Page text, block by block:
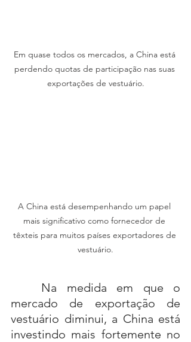
Em quase todos os mercados, a China está
perdendo quotas de participação nas suas
exportações de vestuário.
A China está desempenhando um papel
mais significativo como fornecedor de
têxteis para muitos países exportadores de
vestuário.
mercado de exportação de
vestuário diminui, a China está
investindo mais fortemente no